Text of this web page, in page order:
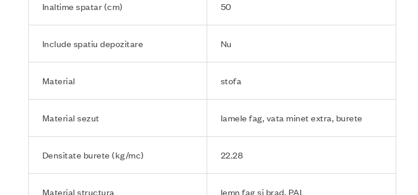
Inaltime spatar (cm) 50
Include spatiu depozitare Nu
Material stofa
Material sezut lamele fag, vata minet extra, burete
Densitate burete (kg/mc) 22.28
Material structura lemn fag si brad, PAL